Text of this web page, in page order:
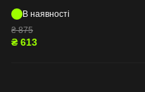
В наявності
₴875
₴ 613